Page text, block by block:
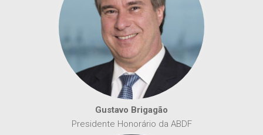
Gustavo Brigagão
Presidente Honorário da ABDF